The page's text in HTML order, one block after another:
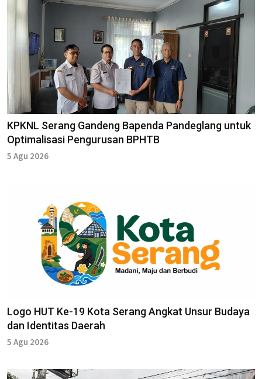
KPKNL Serang Gandeng Bapenda Pandeglang untuk
Optimalisasi Pengurusan BPHTB
5 Agu 2026
Logo HUT Ke-19 Kota Serang Angkat Unsur Budaya
dan Identitas Daerah
5 Agu 2026